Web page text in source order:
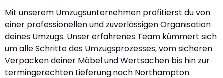
Mit unserem Umzugsunternehmen profitierst du von
einer professionellen und zuverlässigen Organisation
deines Umzugs. Unser erfahrenes Team kümmert sich
um alle Schritte des Umzugsprozesses, vom sicheren
Verpacken deiner Möbel und Wertsachen bis hin zur
termingerechten Lieferung nach Northampton.